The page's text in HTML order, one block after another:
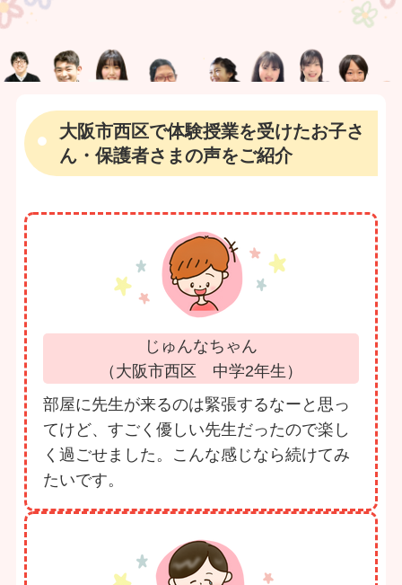
大阪市西区で体験授業を受けたお子さ
ん・保護者さまの声をご紹介
じゅんなちゃん
（大阪市西区 中学2年生）
部屋に先生が来るのは緊張するなーと思っ
てけど、すごく優しい先生だったので楽し
く過ごせました。こんな感じなら続けてみ
たいです。